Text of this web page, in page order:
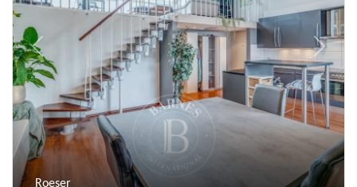
Previous Next
Roeser